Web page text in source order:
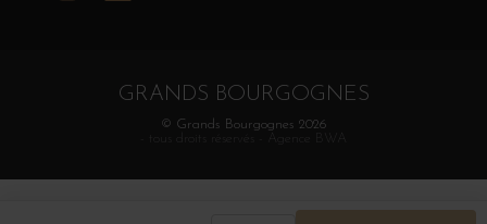
GRANDS BOURGOGNES
© Grands Bourgognes 2026
Agence BWA